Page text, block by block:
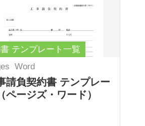
テンプレート一覧
Word
請負契約書 テンプレー
ページズ・ワード）